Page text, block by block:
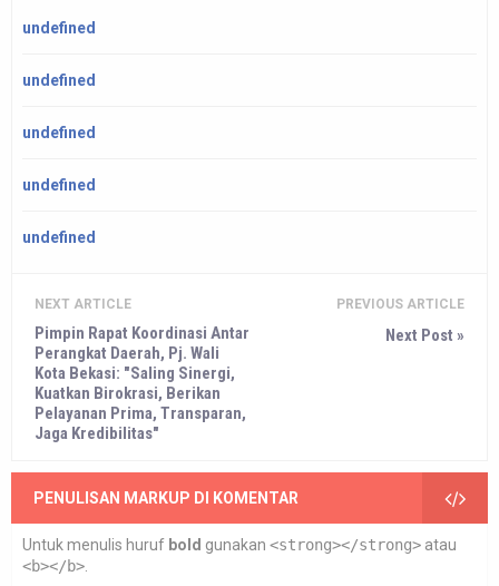
undefined
undefined
undefined
undefined
undefined
NEXT ARTICLE
Pimpin Rapat Koordinasi Antar
Perangkat Daerah, Pj. Wali
Kota Bekasi: "Saling Sinergi,
Kuatkan Birokrasi, Berikan
Pelayanan Prima, Transparan,
Jaga Kredibilitas"
PREVIOUS ARTICLE
Next Post »
PENULISAN MARKUP DI KOMENTAR
Untuk menulis huruf bold gunakan <strong></strong> atau
<b></b>